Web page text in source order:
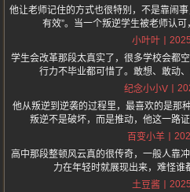
他让老师记住的方式也很特别，不是靠闹
有效”。当一个叛逆学生被老师认可
小叶叶
学生会改革那段太真实了，很多学校会都
行力不毕业都可惜了。敢想、敢动
纪念小小V
他从叛逆到逆袭的过程里，最喜欢的是那
叛逆不是破坏，而是推动，他这一路
百变小羊
高中那段整顿风云真的很传奇，一般人靠
力在年轻时就展现出来，难怪谁
土豆酱